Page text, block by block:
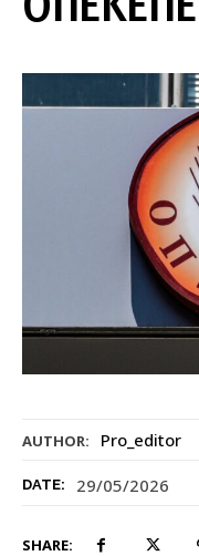
AUTHOR: Pro_editor
DATE: 29/05/2026
SHARE: